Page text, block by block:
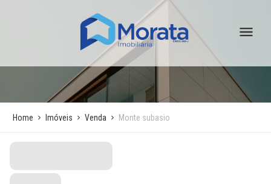
Home Imóveis Venda Monte subasio